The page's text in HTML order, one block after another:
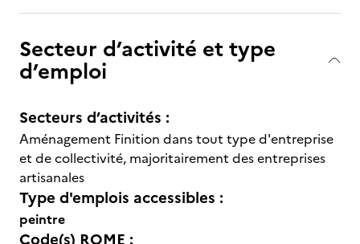
Secteur d’activité et type
d’emploi
Secteurs d’activités :
Aménagement Finition dans tout type d'entreprise
et de collectivité, majoritairement des entreprises
artisanales
Type d'emplois accessibles :
peintre